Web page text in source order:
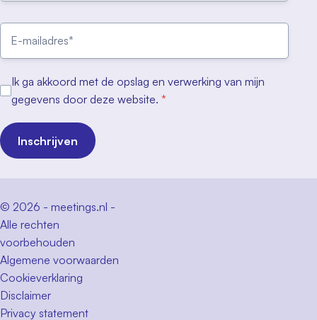
Ik ga akkoord met de opslag en verwerking van mijn
gegevens door deze website. *
Inschrijven
© 2026 - meetings.nl -
Alle rechten
voorbehouden
Algemene voorwaarden
Cookieverklaring
Disclaimer
Privacy statement